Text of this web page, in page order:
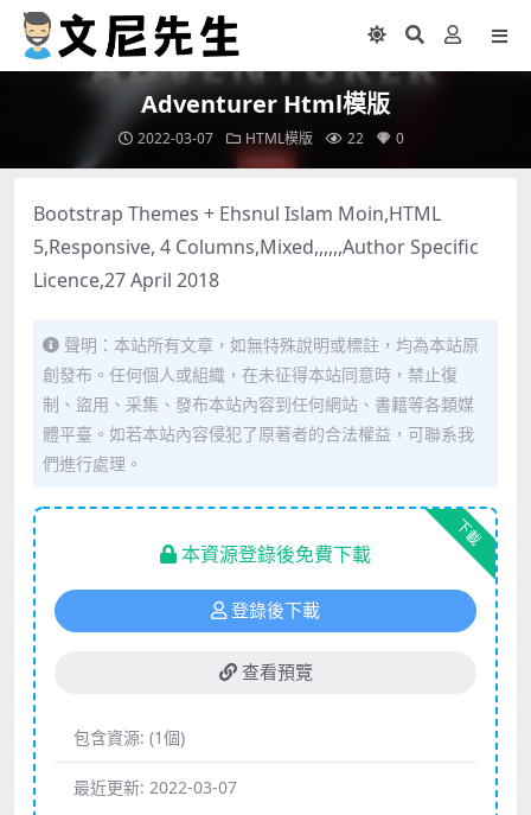
Adventurer Html模版
2022-03-07 HTML模版 22 0
Bootstrap Themes + Ehsnul Islam Moin,HTML
5,Responsive, 4 Columns,Mixed,,,,,,Author Specific
Licence,27 April 2018
聲明：本站所有文章，如無特殊說明或標註，均為本站原
創發布。任何個人或組織，在未征得本站同意時，禁止復
制、盜用、采集、發布本站內容到任何網站、書籍等各類媒
體平臺。如若本站內容侵犯了原著者的合法權益，可聯系我
們進行處理。
下載
本資源登錄後免費下載
登錄後下載
查看預覽
包含資源: (1個)
最近更新: 2022-03-07